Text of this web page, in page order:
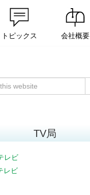
トピックス 会社概要
TV局
レビ
レビ